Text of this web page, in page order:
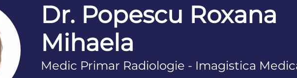
Dr. Popescu Roxana
Mihaela
Medic Primar Radiologie - Imagistica